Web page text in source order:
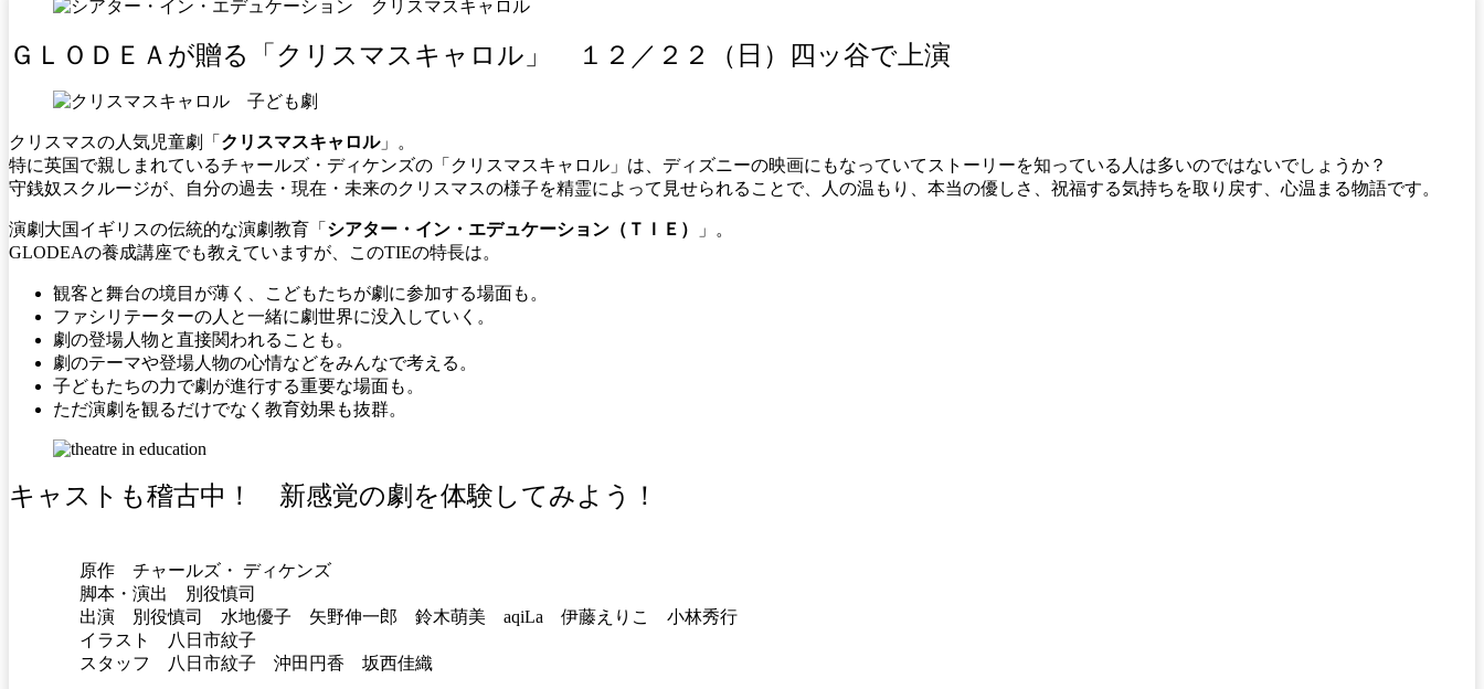
ＧＬＯＤＥＡが贈る「クリスマスキャロル」 １２／２２（日）四ッ谷で上演
クリスマスの人気児童劇「 クリスマスキャロル」。
特に英国で親しまれているチャールズ・ディケンズの「クリスマスキャロル」は、ディズニーの映画にもなっていてストーリーを知っている人は多いのではないでしょうか？
守銭奴スクルージが、自分の過去・現在・未来のクリスマスの様子を精霊によって見せられることで、人の温もり、本当の優しさ、祝福する気持ちを取り戻す、心温まる物語です。
演劇大国イギリスの伝統的な演劇教育「 シアター・イン・エデュケーション（ＴＩＥ）
」。
GLODEAの養成講座でも教えていますが、このTIEの特長は。
観客と舞台の境目が薄く、こどもたちが劇に参加する場面も。
ファシリテーターの人と一緒に劇世界に没入していく。
劇の登場人物と直接関われることも。
劇のテーマや登場人物の心情などをみんなで考える。
子どもたちの力で劇が進行する重要な場面も。
ただ演劇を観るだけでなく教育効果も抜群。
キャストも稽古中！ 新感覚の劇を体験してみよう！
原作 チャールズ・ ディケンズ
脚本・演出 別役慎司
出演 別役慎司 水地優子 矢野伸一郎 鈴木萌美 aqiLa 伊藤えりこ 小林秀行
イラスト 八日市紋子
スタッフ 八日市紋子 沖田円香 坂西佳織